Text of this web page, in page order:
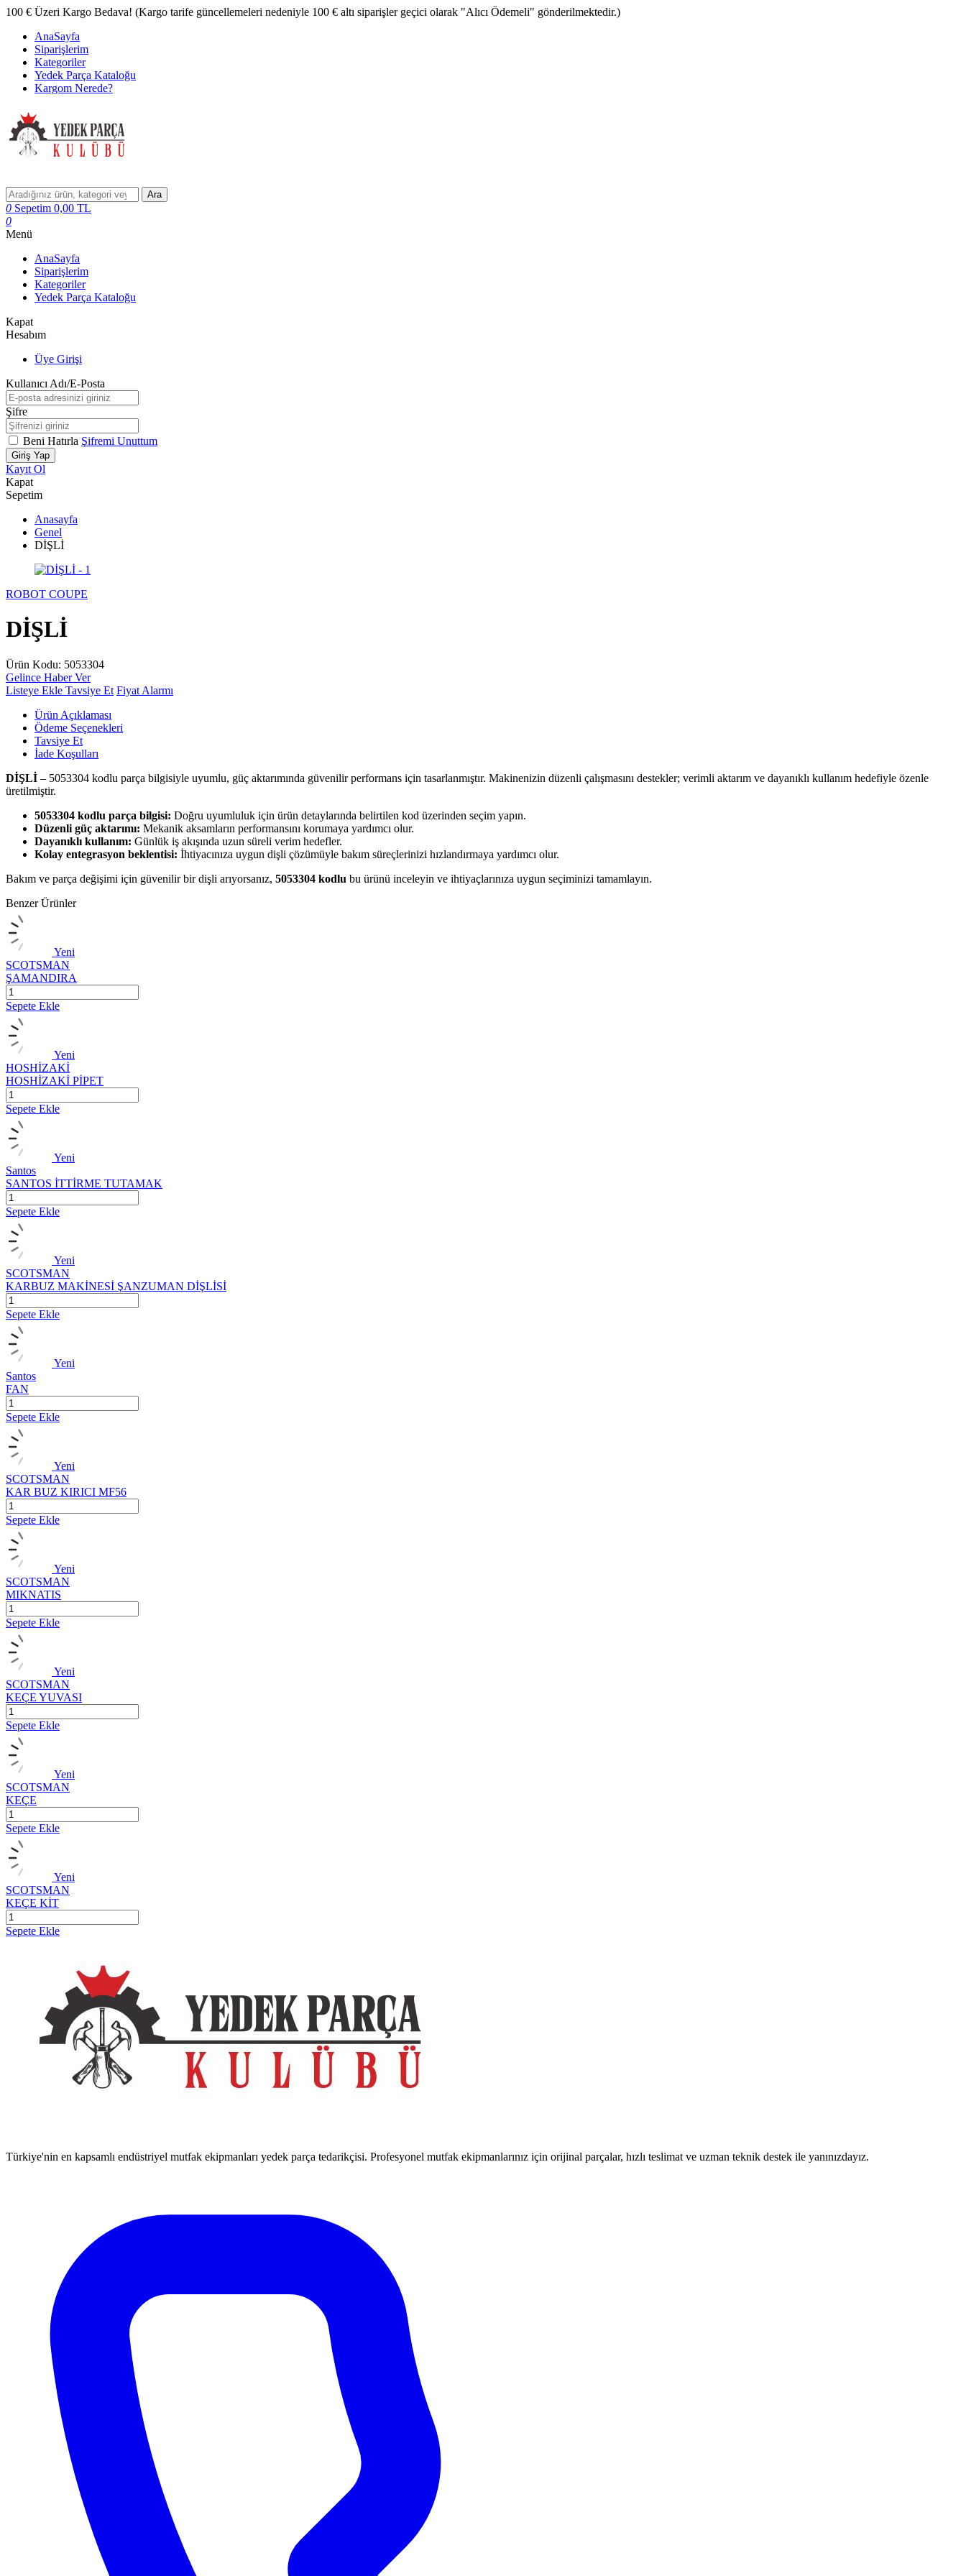
100 € Üzeri Kargo Bedava! (Kargo tarife güncellemeleri nedeniyle 100 € altı siparişler geçici olarak "Alıcı Ödemeli" gönderilmektedir.)
AnaSayfa
Siparişlerim
Kategoriler
Yedek Parça Kataloğu
Kargom Nerede?
Ara
0 Sepetim 0,00 TL
0
Menü
AnaSayfa
Siparişlerim
Kategoriler
Yedek Parça Kataloğu
Kapat
Hesabım
Üye Girişi
Kullanıcı Adı/E-Posta
Şifre
Beni Hatırla Şifremi Unuttum
Giriş Yap
Kayıt Ol
Kapat
Sepetim
Anasayfa
Genel
DİŞLİ
ROBOT COUPE
DİŞLİ
Ürün Kodu: 5053304
Gelince Haber Ver
Listeye Ekle Tavsiye Et Fiyat Alarmı
Ürün Açıklaması
Ödeme Seçenekleri
Tavsiye Et
İade Koşulları
DİŞLİ – 5053304 kodlu parça bilgisiyle uyumlu, güç aktarımında güvenilir performans için tasarlanmıştır. Makinenizin düzenli çalışmasını destekler; verimli aktarım ve dayanıklı kullanım hedefiyle özenle
üretilmiştir.
5053304 kodlu parça bilgisi: Doğru uyumluluk için ürün detaylarında belirtilen kod üzerinden seçim yapın.
Düzenli güç aktarımı: Mekanik aksamların performansını korumaya yardımcı olur.
Dayanıklı kullanım: Günlük iş akışında uzun süreli verim hedefler.
Kolay entegrasyon beklentisi: İhtiyacınıza uygun dişli çözümüyle bakım süreçlerinizi hızlandırmaya yardımcı olur.
Bakım ve parça değişimi için güvenilir bir dişli arıyorsanız, 5053304 kodlu bu ürünü inceleyin ve ihtiyaçlarınıza uygun seçiminizi tamamlayın.
Benzer Ürünler
Yeni
SCOTSMAN
ŞAMANDIRA
Sepete Ekle
Yeni
HOSHİZAKİ
HOSHİZAKİ PİPET
Sepete Ekle
Yeni
Santos
SANTOS İTTİRME TUTAMAK
Sepete Ekle
Yeni
SCOTSMAN
KARBUZ MAKİNESİ ŞANZUMAN DİŞLİSİ
Sepete Ekle
Yeni
Santos
FAN
Sepete Ekle
Yeni
SCOTSMAN
KAR BUZ KIRICI MF56
Sepete Ekle
Yeni
SCOTSMAN
MIKNATIS
Sepete Ekle
Yeni
SCOTSMAN
KEÇE YUVASI
Sepete Ekle
Yeni
SCOTSMAN
KEÇE
Sepete Ekle
Yeni
SCOTSMAN
KEÇE KİT
Sepete Ekle
Türkiye'nin en kapsamlı endüstriyel mutfak ekipmanları yedek parça tedarikçisi. Profesyonel mutfak ekipmanlarınız için orijinal parçalar, hızlı teslimat ve uzman teknik destek ile yanınızdayız.